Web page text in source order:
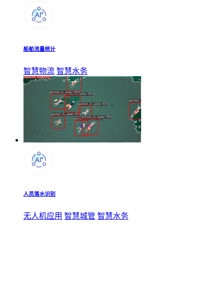
船舶流量统计
智慧物流 智慧水务
人员落水识别
无人机应用 智慧城管 智慧水务